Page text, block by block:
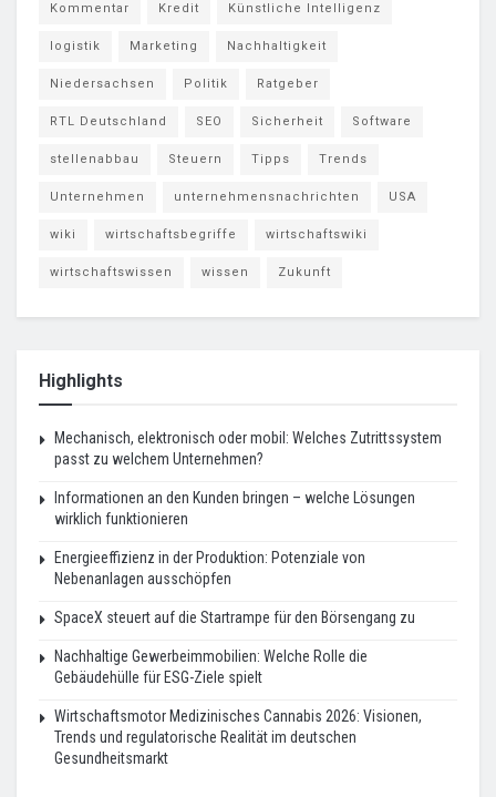
Kommentar Kredit Künstliche Intelligenz
logistik Marketing Nachhaltigkeit
Niedersachsen Politik Ratgeber
RTL Deutschland SEO Sicherheit Software
stellenabbau Steuern Tipps Trends
Unternehmen unternehmensnachrichten USA
wiki wirtschaftsbegriffe wirtschaftswiki
wirtschaftswissen wissen Zukunft
Highlights
Mechanisch, elektronisch oder mobil: Welches Zutrittssystem
passt zu welchem Unternehmen?
Informationen an den Kunden bringen – welche Lösungen
wirklich funktionieren
Energieeffizienz in der Produktion: Potenziale von
Nebenanlagen ausschöpfen
SpaceX steuert auf die Startrampe für den Börsengang zu
Nachhaltige Gewerbeimmobilien: Welche Rolle die
Gebäudehülle für ESG-Ziele spielt
Wirtschaftsmotor Medizinisches Cannabis 2026: Visionen,
Trends und regulatorische Realität im deutschen
Gesundheitsmarkt